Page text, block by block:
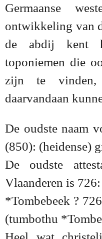
Germaanse
ontwikkeling van
de abdij kent
toponiemen die
zijn te vinden,
daarvandaan
De oudste naam
(850): (heidense)
De oudste
Vlaanderen is
*Tombebeek ?
(tumbothu